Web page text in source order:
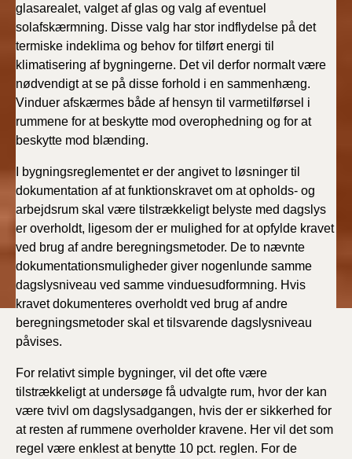
glasarealet, valget af glas og valg af eventuel
solafskærmning. Disse valg har stor indflydelse på det
termiske indeklima og behov for tilført energi til
klimatisering af bygningerne. Det vil derfor normalt være
nødvendigt at se på disse forhold i en sammenhæng.
Vinduer afskærmes både af hensyn til varmetilførsel i
rummene for at beskytte mod overophedning og for at
beskytte mod blænding.
I bygningsreglementet er der angivet to løsninger til
dokumentation af at funktionskravet om at opholds- og
arbejdsrum skal være tilstrækkeligt belyste med dagslys
er overholdt, ligesom der er mulighed for at opfylde kravet
ved brug af andre beregningsmetoder. De to nævnte
dokumentationsmuligheder giver nogenlunde samme
dagslysniveau ved samme vinduesudformning. Hvis
kravet dokumenteres overholdt ved brug af andre
beregningsmetoder skal et tilsvarende dagslysniveau
påvises.
For relativt simple bygninger, vil det ofte være
tilstrækkeligt at undersøge få udvalgte rum, hvor der kan
være tvivl om dagslysadgangen, hvis der er sikkerhed for
at resten af rummene overholder kravene. Her vil det som
regel være enklest at benytte 10 pct. reglen. For de